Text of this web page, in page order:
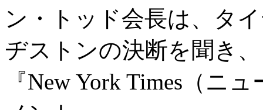
ン・トッド会長は、タ
ヂストンの決断を聞き
『New York Times（ニ